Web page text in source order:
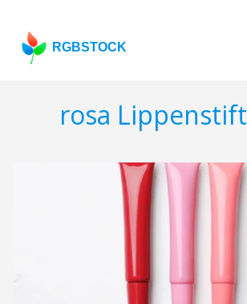
RGBSTOCK
rosa Lippenstift